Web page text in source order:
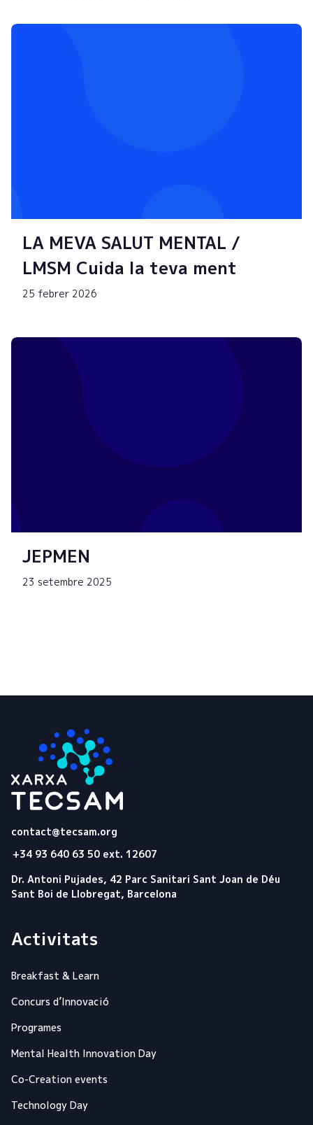
LA MEVA SALUT MENTAL /
LMSM Cuida la teva ment
25 febrer 2026
JEPMEN
23 setembre 2025
contact@tecsam.org
+34 93 640 63 50 ext. 12607
Dr. Antoni Pujades, 42 Parc Sanitari Sant Joan de Déu
Sant Boi de Llobregat, Barcelona
Activitats
Breakfast & Learn
Concurs d’Innovació
Programes
Mental Health Innovation Day
Co-Creation events
Technology Day